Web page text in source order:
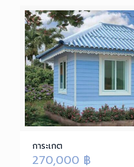
การะเกต
270,000 ฿